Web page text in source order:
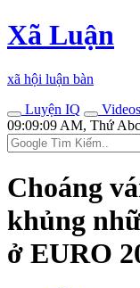
Xã Luận
xã hội luận bàn
Luyện IQ
Videos
09:09:09 AM, Thứ
Choáng
khủng
ở EURO